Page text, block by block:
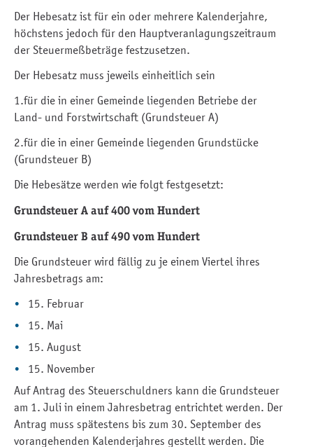
Der Hebesatz ist für ein oder mehrere Kalenderjahre,
höchstens jedoch für den Hauptveranlagungszeitraum
der Steuermeßbeträge festzusetzen.
Der Hebesatz muss jeweils einheitlich sein
1.für die in einer Gemeinde liegenden Betriebe der
Land- und Forstwirtschaft (Grundsteuer A)
2.für die in einer Gemeinde liegenden Grundstücke
(Grundsteuer B)
Die Hebesätze werden wie folgt festgesetzt:
Grundsteuer A auf 400 vom Hundert
Grundsteuer B auf 490 vom Hundert
Die Grundsteuer wird fällig zu je einem Viertel ihres
Jahresbetrags am:
15. Februar
15. Mai
15. August
15. November
Auf Antrag des Steuerschuldners kann die Grundsteuer
am 1. Juli in einem Jahresbetrag entrichtet werden. Der
Antrag muss spätestens bis zum 30. September des
vorangehenden Kalenderjahres gestellt werden. Die